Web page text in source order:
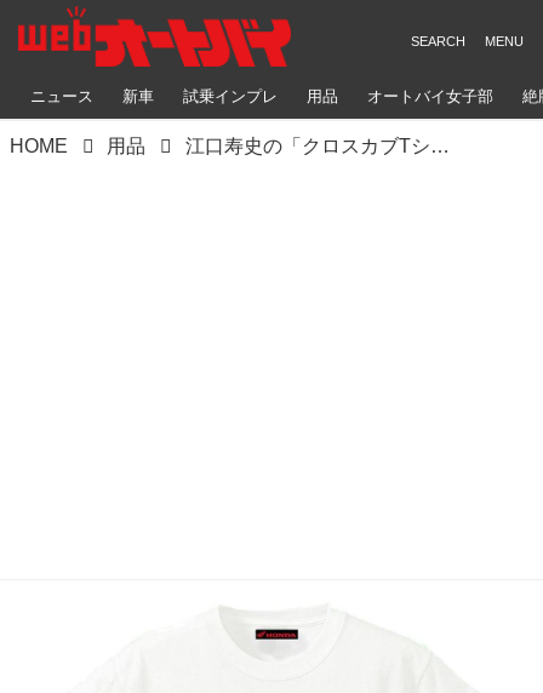
ニュース 新車 試乗インプレ 用品 オートバイ女子部 絶
HOME 用品 江口寿史の「クロスカブTシャツ」が再入荷